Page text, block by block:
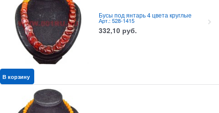
Бусы под янтарь 4 цвета круглые
Арт.: 528-1415
332,10 руб.
В корзину